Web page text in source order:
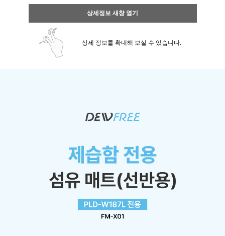
상세정보 새창 열기
상세 정보를 확대해 보실 수 있습니다.